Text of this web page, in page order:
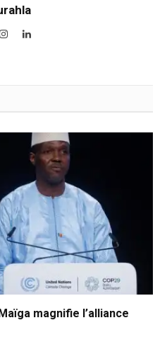
InstagramLinkedIn
magnifie l’alliance